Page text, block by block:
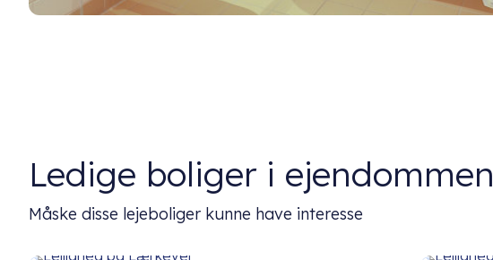
Ledige boliger i ejendommen
Måske disse lejeboliger kunne have interesse